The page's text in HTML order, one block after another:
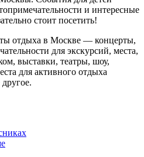
и интересные
стоит посетить!
отдыха в Москве — концерты,
для экскурсий, места,
выставки, театры, шоу,
для активного отдыха